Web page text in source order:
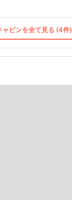
ャビンを全て見る (4件)